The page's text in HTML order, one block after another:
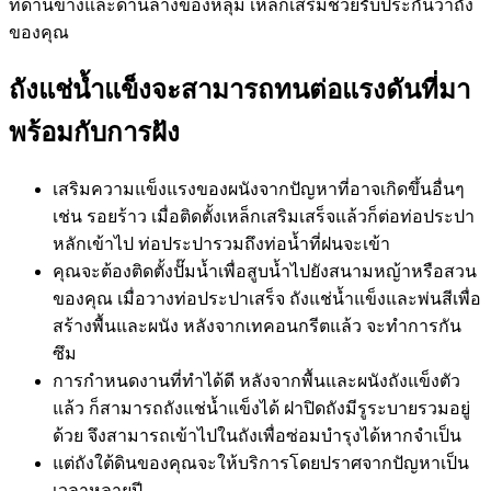
ที่ด้านข้างและด้านล่างของหลุม เหล็กเสริมช่วยรับประกันว่าถัง
ของคุณ
ถังแช่น้ำแข็งจะสามารถทนต่อแรงดันที่มา
พร้อมกับการฝัง
เสริมความแข็งแรงของผนังจากปัญหาที่อาจเกิดขึ้นอื่นๆ
เช่น รอยร้าว เมื่อติดตั้งเหล็กเสริมเสร็จแล้วก็ต่อท่อประปา
หลักเข้าไป ท่อประปารวมถึงท่อน้ำที่ฝนจะเข้า
คุณจะต้องติดตั้งปั๊มน้ำเพื่อสูบน้ำไปยังสนามหญ้าหรือสวน
ของคุณ เมื่อวางท่อประปาเสร็จ ถังแช่น้ำแข็งและพ่นสีเพื่อ
สร้างพื้นและผนัง หลังจากเทคอนกรีตแล้ว จะทำการกัน
ซึม
การกำหนดงานที่ทำได้ดี หลังจากพื้นและผนังถังแข็งตัว
แล้ว ก็สามารถถังแช่น้ำแข็งได้ ฝาปิดถังมีรูระบายรวมอยู่
ด้วย จึงสามารถเข้าไปในถังเพื่อซ่อมบำรุงได้หากจำเป็น
แต่ถังใต้ดินของคุณจะให้บริการโดยปราศจากปัญหาเป็น